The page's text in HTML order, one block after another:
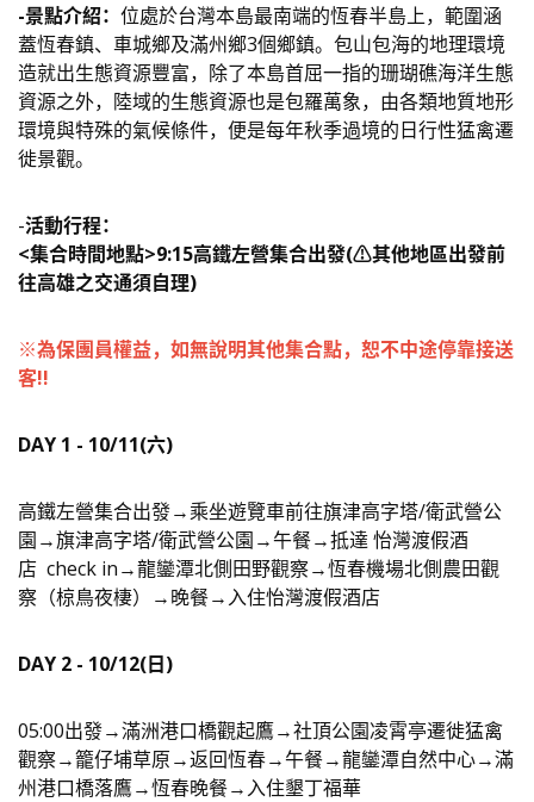
-景點介紹： 位處於台灣本島最南端的恆春半島上，範圍涵
蓋恆春鎮、車城鄉及滿州鄉3個鄉鎮。包山包海的地理環境
造就出生態資源豐富，除了本島首屈一指的珊瑚礁海洋生態
資源之外，陸域的生態資源也是包羅萬象，由各類地質地形
環境與特殊的氣候條件，便是每年秋季過境的日行性猛禽遷
徙景觀。
-活動行程：
<集合時間地點>9:15高鐵左營集合出發(⚠️其他地區出發前
往高雄之交通須自理)
※為保團員權益，如無說明其他集合點， 恕不中途停靠接送
客!!
DAY 1 - 10/11(六)
高鐵左營集合出發→乘坐遊覽車前往旗津高字塔/衛武營公
園→旗津高字塔/衛武營公園→午餐→抵達 怡灣渡假酒
店 check in→龍鑾潭北側田野觀察→恆春機場北側農田觀
察（椋鳥夜棲）→晚餐→入住怡灣渡假酒店
DAY 2 - 10/12(日)
05:00出發→滿洲港口橋觀起鷹→社頂公園凌霄亭遷徙猛禽
觀察→籠仔埔草原→返回恆春→午餐→龍鑾潭自然中心→滿
州港口橋落鷹→恆春晚餐→入住墾丁福華